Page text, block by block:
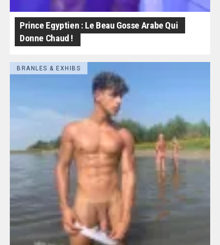
Prince Egyptien : Le Beau Gosse Arabe Qui
Donne Chaud !
BRANLES & EXHIBS